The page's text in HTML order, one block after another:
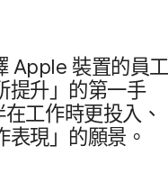
Apple 裝置​的​員工​
提升」​的​第一​手​
工作​時​更​投入、​
現」​的​願景。